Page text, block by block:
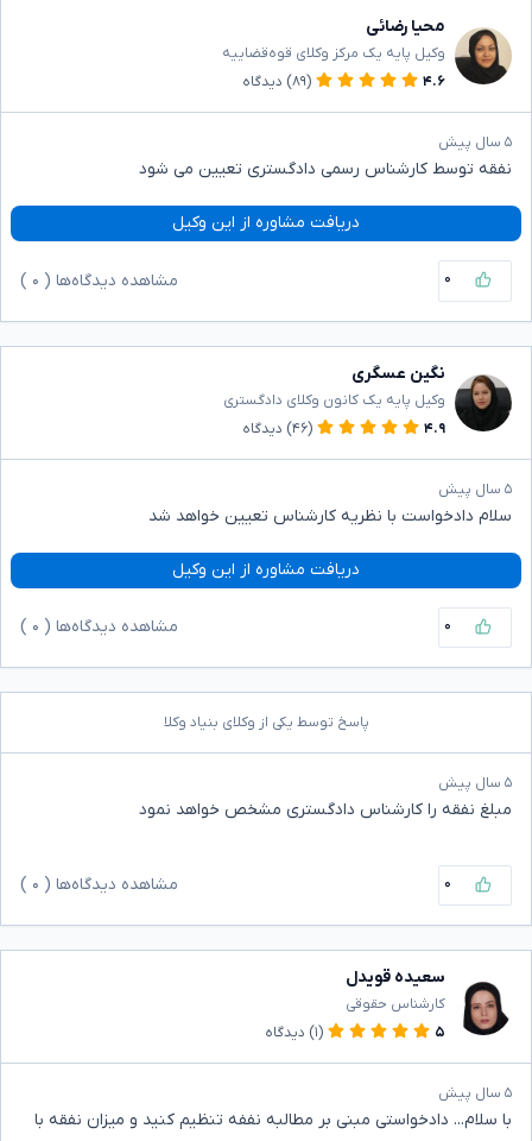
محیا رضائی
وکیل پایه یک مرکز وکلای قوه‌قضاییه
۴.۶
(۸۹) دیدگاه
۵ سال پیش
نفقه توسط کارشناس رسمی دادگستری تعیین می شود
دریافت مشاوره از این وکیل
۰ مشاهده دیدگاه‌ها ( ۰
نگین عسگری
وکیل پایه یک کانون وکلای دادگستری
۴.۹
(۴۶) دیدگاه
۵ سال پیش
سلام دادخواست با نظریه کارشناس تعیین خواهد شد
دریافت مشاوره از این وکیل
۰ مشاهده دیدگاه‌ها ( ۰
پاسخ توسط یکی از وکلای بنیاد وکلا
۵ سال پیش
مبلغ نفقه را کارشناس دادگستری مشخص خواهد نمود
۰ مشاهده دیدگاه‌ها ( ۰
سعیده قویدل
کارشناس حقوقی
۵
(۱) دیدگاه
۵ سال پیش
با سلام... دادخواستی مبنی بر مطالبه نففه تنظیم کنید و میزان نفقه با